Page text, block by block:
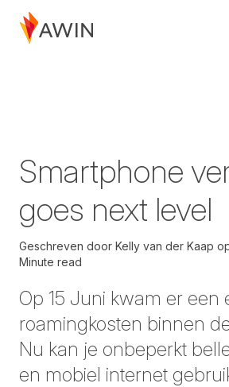
Smartphone
goes next level
Geschreven door Kelly van der Kaap
Minute read
Op 15 Juni kwam er een
roamingkosten binnen
Nu kan je onbeperkt
en mobiel internet